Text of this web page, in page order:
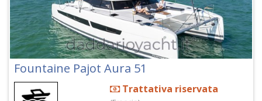
Fountaine Pajot Aura 51
Trattativa riservata